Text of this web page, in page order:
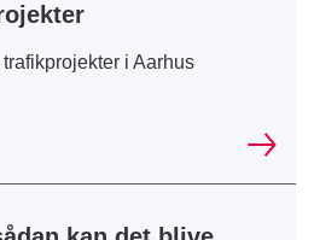
i Aarhus